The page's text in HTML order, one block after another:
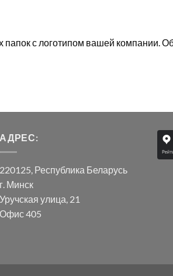
с логотипом вашей компании.
АДРЕС:
220125, Республика Беларусь
г. Минск
Уручская улица, 21
Офис 405